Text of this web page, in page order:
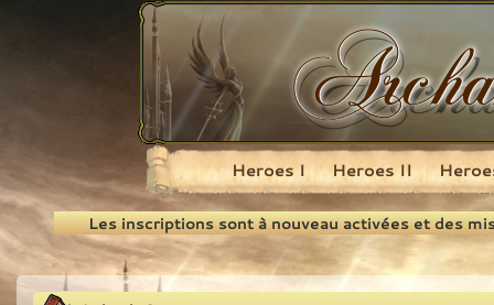
Recherche
Heroes I Heroes II
Les inscriptions sont à nouveau activées et des